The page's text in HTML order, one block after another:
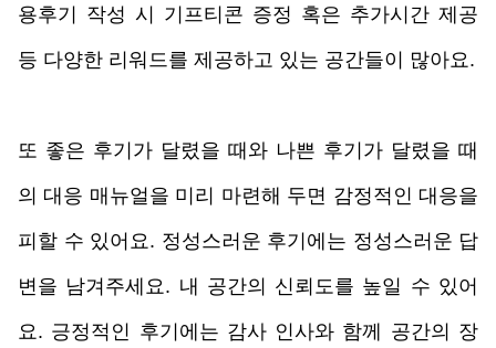
용후기 작성 시 기프티콘 증정 혹은 추가시간 제공
또 좋은 후기가 달렸을 때와 나쁜 후기가 달렸을 때
의 대응 매뉴얼을 미리 마련해 두면 감정적인 대응을
피할 수 있어요. 정성스러운 후기에는 정성스러운 답
변을 남겨주세요. 내 공간의 신뢰도를 높일 수 있어
요. 긍정적인 후기에는 감사 인사와 함께 공간의 장